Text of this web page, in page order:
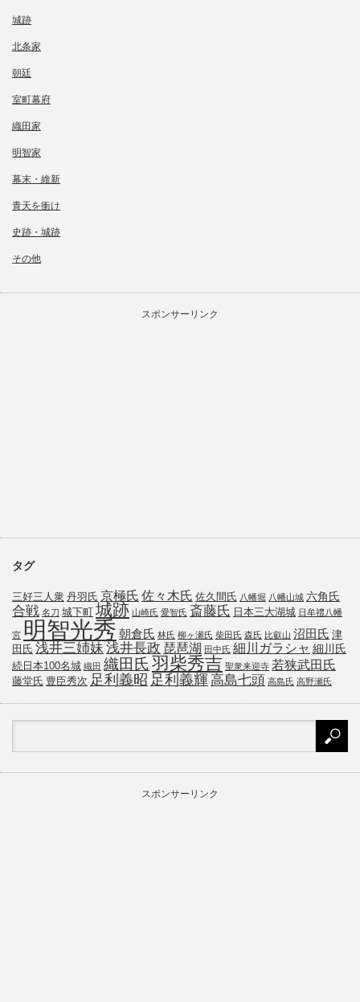
城跡
北条家
朝廷
室町幕府
織田家
明智家
幕末・維新
青天を衝け
史跡・城跡
その他
スポンサーリンク
タグ
三好三人衆 丹羽氏 京極氏 佐々木氏 佐久間氏 八幡堀 八幡山城 六角氏
合戦 名刀 城下町 城跡 山崎氏 愛智氏 斎藤氏 日本三大湖城 日牟禮八幡
宮 明智光秀 朝倉氏 林氏 柳ヶ瀬氏 柴田氏 森氏 比叡山 沼田氏 津
田氏 浅井三姉妹 浅井長政 琵琶湖 田中氏 細川ガラシャ 細川氏
続日本100名城 織田 織田氏 羽柴秀吉 聖衆来迎寺 若狭武田氏
藤堂氏 豊臣秀次 足利義昭 足利義輝高島七頭 高島氏 高野瀬氏
スポンサーリンク